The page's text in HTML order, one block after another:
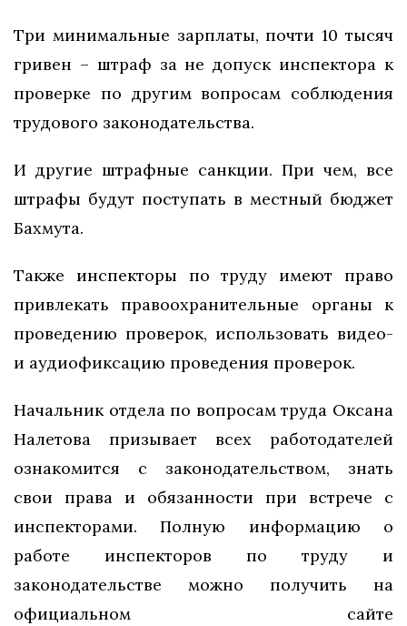
Три минимальные зарплаты, почти 10 тысяч
гривен – штраф за не допуск инспектора к
проверке по другим вопросам соблюдения
трудового законодательства.
И другие штрафные санкции. При чем, все
штрафы будут поступать в местный бюджет
Бахмута.
Также инспекторы по труду имеют право
привлекать правоохранительные органы к
проведению проверок, использовать видео-
и аудиофиксацию проведения проверок.
Начальник отдела по вопросам труда Оксана
Налетова призывает всех работодателей
ознакомится с законодательством, знать
свои права и обязанности при встрече с
инспекторами. Полную информацию о
работе инспекторов по труду и
законодательстве можно получить на
официальном сайте